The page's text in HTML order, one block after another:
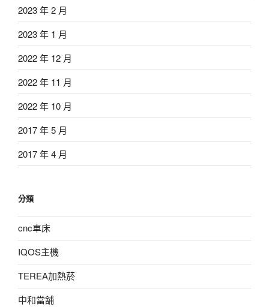
2023 年 2 月
2023 年 1 月
2022 年 12 月
2022 年 11 月
2022 年 10 月
2017 年 5 月
2017 年 4 月
分類
cnc車床
IQOS主機
TEREA加熱菸
中和當舖